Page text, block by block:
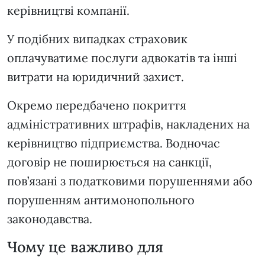
керівництві компанії.
У подібних випадках страховик
оплачуватиме послуги адвокатів та інші
витрати на юридичний захист.
Окремо передбачено покриття
адміністративних штрафів, накладених на
керівництво підприємства. Водночас
договір не поширюється на санкції,
пов’язані з податковими порушеннями або
порушенням антимонопольного
законодавства.
Чому це важливо для